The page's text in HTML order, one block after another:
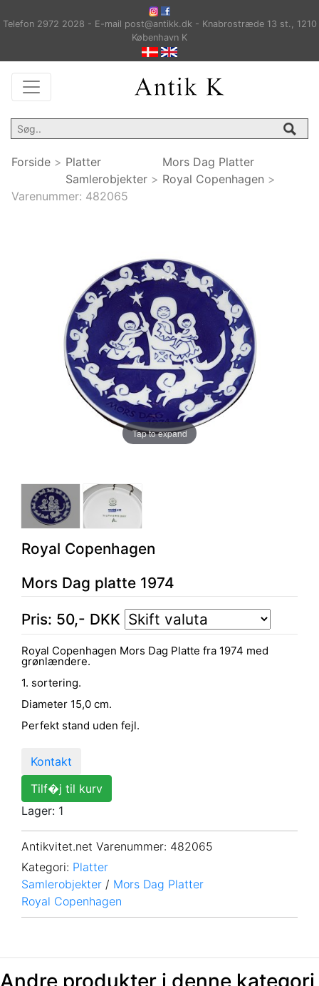
Telefon 2972 2028 - E-mail post@antikk.dk - Knabrostræde 13 st., 1210
København K
Forside > Platter
Samlerobjekter >
Mors Dag Platter
Royal Copenhagen >
Varenummer: 482065
Tap to expand
Royal Copenhagen
Mors Dag platte 1974
Pris: 50,- DKK
Royal Copenhagen Mors Dag Platte fra 1974 med
grønlændere.
1. sortering.
Diameter 15,0 cm.
Perfekt stand uden fejl.
Kontakt
Tilf�j til kurv
Lager: 1
Antikvitet.net Varenummer: 482065
Kategori: Platter
Samlerobjekter / Mors Dag Platter
Royal Copenhagen
Andre produkter i denne kategori